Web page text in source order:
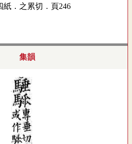
紙．之累切．頁246
集韻